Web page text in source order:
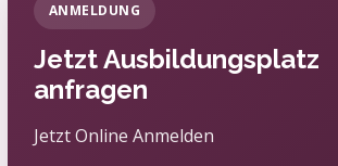
ANMELDUNG
Jetzt Ausbildungsplatz
anfragen
Jetzt Online Anmelden